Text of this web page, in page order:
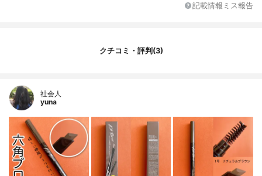
記載情報ミス報告
クチコミ・評判(3)
社会人
yuna